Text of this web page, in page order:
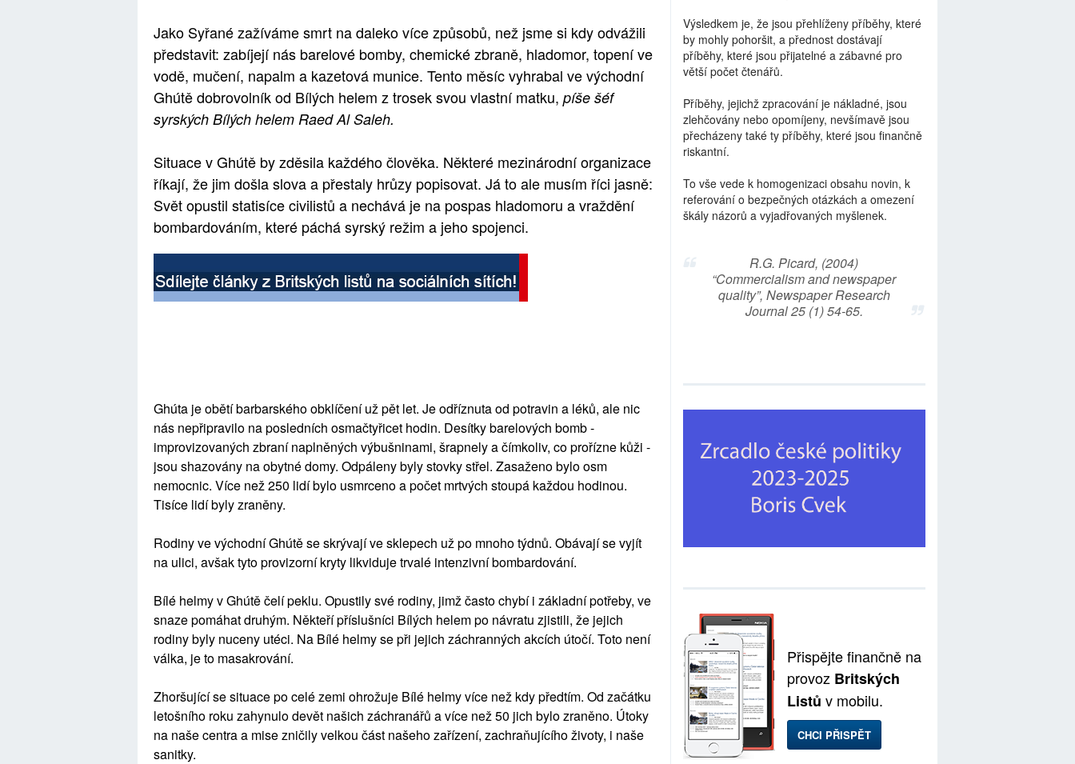
Jako Syřané zažíváme smrt na daleko více způsobů, než jsme si kdy odvážili
představit: zabíjejí nás barelové bomby, chemické zbraně, hladomor, topení ve
vodě, mučení, napalm a kazetová munice. Tento měsíc vyhrabal ve východní
Ghútě dobrovolník od Bílých helem z trosek svou vlastní matku, píše šéf
syrských Bílých helem Raed Al Saleh.
Situace v Ghútě by zděsila každého člověka. Některé mezinárodní organizace
říkají, že jim došla slova a přestaly hrůzy popisovat. Já to ale musím říci jasně:
Svět opustil statisíce civilistů a nechává je na pospas hladomoru a vraždění
bombardováním, které páchá syrský režim a jeho spojenci.
Ghúta je obětí barbarského obklíčení už pět let. Je odříznuta od potravin a léků, ale nic
nás nepřipravilo na posledních osmačtyřicet hodin. Desítky barelových bomb -
improvizovaných zbraní naplněných výbušninami, šrapnely a čímkoliv, co prořízne kůži -
jsou shazovány na obytné domy. Odpáleny byly stovky střel. Zasaženo bylo osm
nemocnic. Více než 250 lidí bylo usmrceno a počet mrtvých stoupá každou hodinou.
Tisíce lidí byly zraněny.
Rodiny ve východní Ghútě se skrývají ve sklepech už po mnoho týdnů. Obávají se vyjít
na ulici, avšak tyto provizorní kryty likviduje trvalé intenzivní bombardování.
Bílé helmy v Ghútě čelí peklu. Opustily své rodiny, jimž často chybí i základní potřeby, ve
snaze pomáhat druhým. Někteří příslušníci Bílých helem po návratu zjistili, že jejich
rodiny byly nuceny utéci. Na Bílé helmy se při jejich záchranných akcích útočí. Toto není
válka, je to masakrování.
Zhoršující se situace po celé zemi ohrožuje Bílé helmy více než kdy předtím. Od začátku
letošního roku zahynulo devět našich záchranářů a více než 50 jich bylo zraněno. Útoky
na naše centra a mise zničily velkou část našeho zařízení, zachraňujícího životy, i naše
sanitky.
Výsledkem je, že jsou přehlíženy příběhy, které
by mohly pohoršit, a přednost dostávají
příběhy, které jsou přijatelné a zábavné pro
větší počet čtenářů.
Příběhy, jejichž zpracování je nákladné, jsou
zlehčovány nebo opomíjeny, nevšímavě jsou
přecházeny také ty příběhy, které jsou finančně
riskantní.
To vše vede k homogenizaci obsahu novin, k
referování o bezpečných otázkách a omezení
škály názorů a vyjadřovaných myšlenek.
R.G. Picard, (2004)
“Commercialism and newspaper
quality”, Newspaper Research
Journal 25 (1) 54-65.
Přispějte finančně na
provoz Britských
Listů v mobilu.
CHCI PŘISPĚT